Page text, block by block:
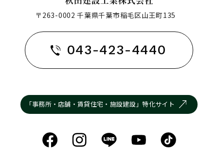
〒263-0002 千葉県千葉市稲毛区山王町135
043-423-4440
「事務所・店舗・賃貸住宅・施設建設」特化サイト